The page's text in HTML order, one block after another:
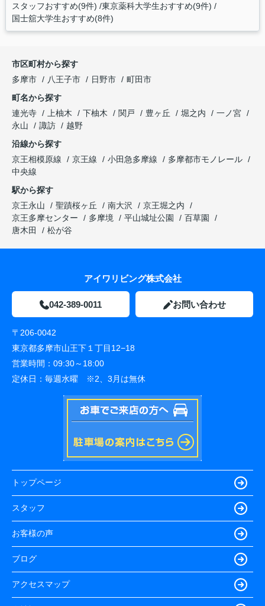
スタッフおすすめ(9件) 東京薬科大学生おすすめ(9件)
国士舘大学生おすすめ(8件)
市区町村から探す
多摩市
八王子市 日野市
町田市
町名から探す
連光寺
上柚木 下柚木 関戸 豊ヶ丘 堀之内
一ノ宮
永山
諏訪
越野
沿線から探す
京王相模原線
京王線 小田急多摩線
多摩都市モノレール
中央線
駅から探す
京王永山
聖蹟桜ヶ丘 南大沢
京王堀之内
京王多摩センター
多摩境 平山城址公園
百草園
唐木田
松が谷
アイワリビング株式会社
042-389-0011 お問い合わせ
〒206-0042
東京都多摩市山王下１丁目12−18
営業時間： 09:30～18:00
定休日： 毎週水曜 ※2、3月は無休
トップページ
スタッフ
お客様の声
ブログ
アクセスマップ